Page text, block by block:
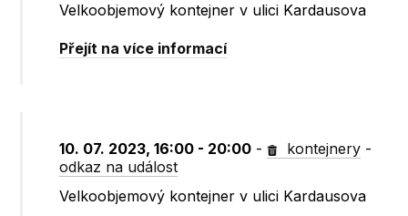
Velkoobjemový kontejner v ulici Kardausova
Přejít na více informací
10. 07. 2023, 16:00 - 20:00 - kontejnery -
odkaz na událost
Velkoobjemový kontejner v ulici Kardausova